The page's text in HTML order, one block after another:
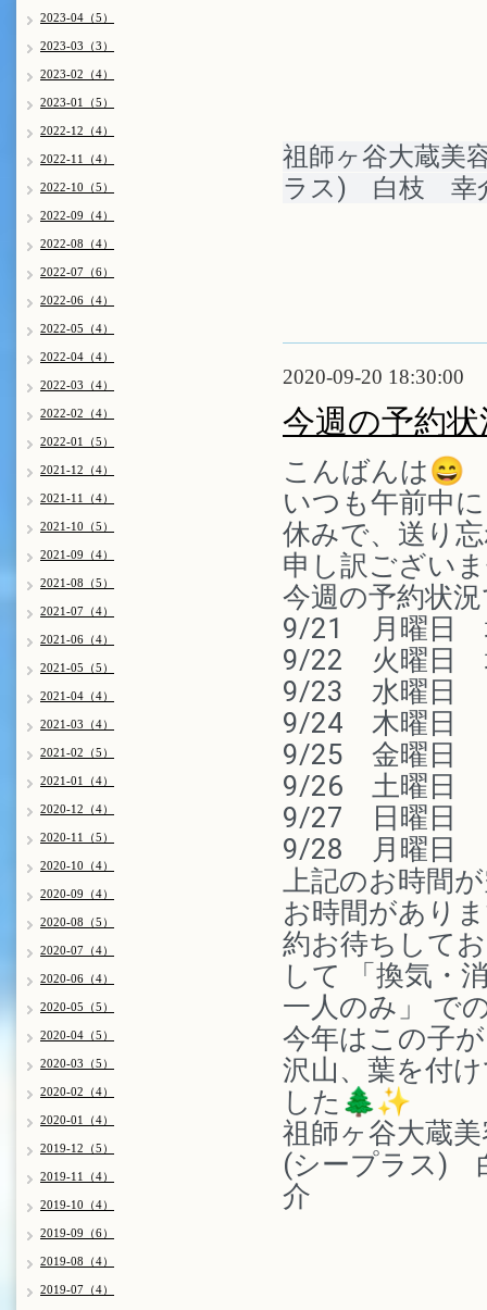
祖師ヶ谷大蔵美
ラス)　白枝　幸
2020-09-20 18:30:00
今週の予約
こんばんは😄
いつも午前中
休みで、送り
申し訳ござい
今週の予約状
9/21　月曜日
9/22　火曜日
9/23　水曜日
9/24　木曜日
9/25　金曜日
9/26　土曜日
9/27　日曜日
9/28　月曜日
上記のお時間
お時間があり
約お待ちして
して 「換気・
一人のみ」 で
今年はこの子
沢山、葉を付
した🌲✨
祖師ヶ谷大蔵
(シープラス)　
介
2023-04（5）
2023-03（3）
2023-02（4）
2023-01（5）
2022-12（4）
2022-11（4）
2022-10（5）
2022-09（4）
2022-08（4）
2022-07（6）
2022-06（4）
2022-05（4）
2022-04（4）
2022-03（4）
2022-02（4）
2022-01（5）
2021-12（4）
2021-11（4）
2021-10（5）
2021-09（4）
2021-08（5）
2021-07（4）
2021-06（4）
2021-05（5）
2021-04（4）
2021-03（4）
2021-02（5）
2021-01（4）
2020-12（4）
2020-11（5）
2020-10（4）
2020-09（4）
2020-08（5）
2020-07（4）
2020-06（4）
2020-05（5）
2020-04（5）
2020-03（5）
2020-02（4）
2020-01（4）
2019-12（5）
2019-11（4）
2019-10（4）
2019-09（6）
2019-08（4）
2019-07（4）